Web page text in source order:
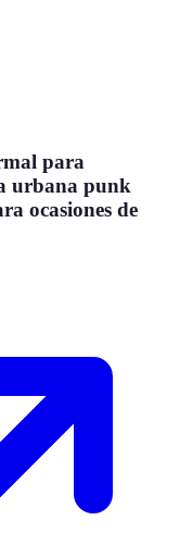
para
urbana punk
ocasiones de